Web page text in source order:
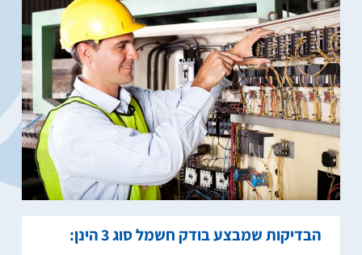
הבדיקות שמבצע בודק חשמל סוג 3 הינן: